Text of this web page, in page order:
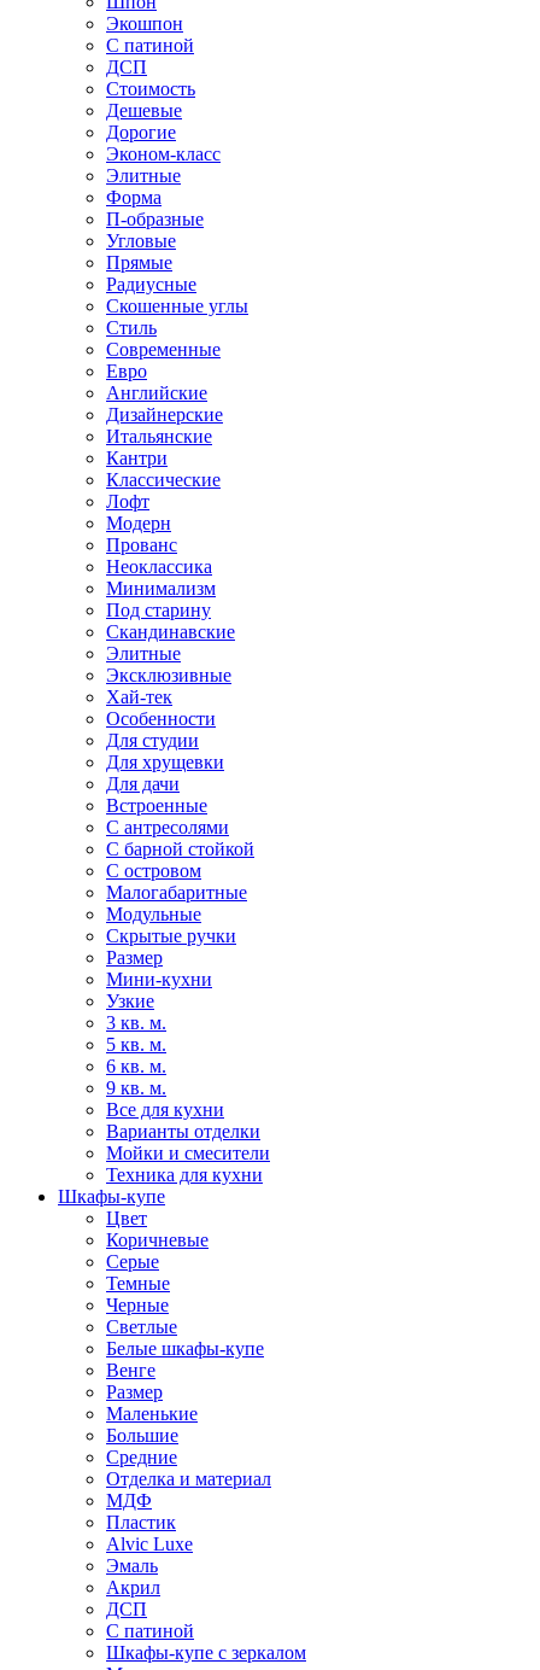
Экошпон
С патиной
ДСП
Стоимость
Дешевые
Дорогие
Эконом-класс
Элитные
Форма
П-образные
Угловые
Прямые
Радиусные
Скошенные углы
Стиль
Современные
Евро
Английские
Дизайнерские
Итальянские
Кантри
Классические
Лофт
Модерн
Прованс
Неоклассика
Минимализм
Под старину
Скандинавские
Элитные
Эксклюзивные
Хай-тек
Особенности
Для студии
Для хрущевки
Для дачи
Встроенные
С антресолями
С барной стойкой
С островом
Малогабаритные
Модульные
Скрытые ручки
Размер
Мини-кухни
Узкие
3 кв. м.
5 кв. м.
6 кв. м.
9 кв. м.
Все для кухни
Варианты отделки
Мойки и смесители
Техника для кухни
Шкафы-купе
Цвет
Коричневые
Серые
Темные
Черные
Светлые
Белые шкафы-купе
Венге
Размер
Маленькие
Большие
Средние
Отделка и материал
МДФ
Пластик
Alvic Luxe
Эмаль
Акрил
ДСП
С патиной
Шкафы-купе с зеркалом